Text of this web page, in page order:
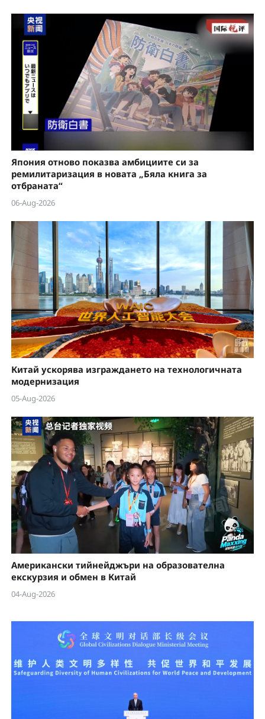
Япония отново показва амбициите си за
ремилитаризация в новата „Бяла книга за
отбраната“
06-Aug-2026
Китай ускорява изграждането на технологичната
модернизация
05-Aug-2026
Американски тийнейджъри на образователна
екскурзия и обмен в Китай
04-Aug-2026